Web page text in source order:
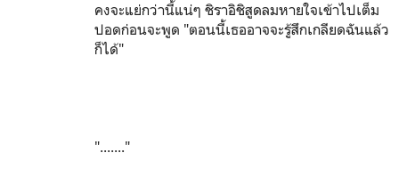
คงจะแย่กว่านี้แน่ๆ ชิราอิชิสูดลมหายใจเข้าไปเต็ม
ปอดก่อนจะพูด "ตอนนี้เธออาจจะรู้สึกเกลียดฉันแล้ว
ก็ได้"
"......."